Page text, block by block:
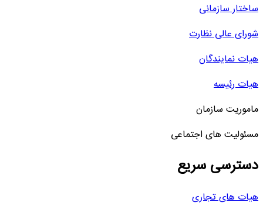
ساختار سازمانی
شورای عالی نظارت
هیات نمایندگان
هیات رئیسه
ماموریت سازمان
مسئولیت های اجتماعی
دسترسی سریع
هیات های تجاری